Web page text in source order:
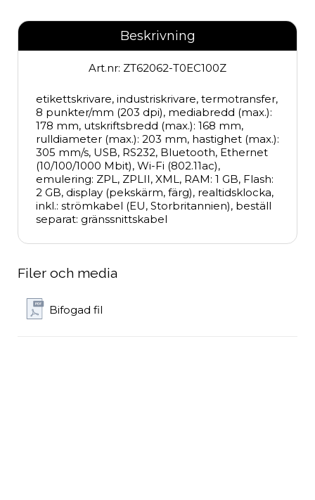
Beskrivning
Art.nr: ZT62062-T0EC100Z
etikettskrivare, industriskrivare, termotransfer,
8 punkter/mm (203 dpi), mediabredd (max.):
178 mm, utskriftsbredd (max.): 168 mm,
rulldiameter (max.): 203 mm, hastighet (max.):
305 mm/s, USB, RS232, Bluetooth, Ethernet
(10/100/1000 Mbit), Wi-Fi (802.11ac),
emulering: ZPL, ZPLII, XML, RAM: 1 GB, Flash:
2 GB, display (pekskärm, färg), realtidsklocka,
inkl.: strömkabel (EU, Storbritannien), beställ
separat: gränssnittskabel
Filer och media
Bifogad fil